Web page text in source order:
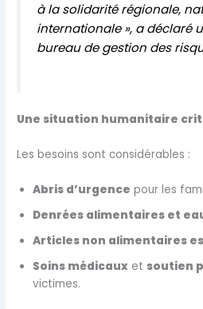
à la solidarité régionale,
internationale », a déclaré
bureau de gestion des
Une situation humanitaire
Les besoins sont considérables :
Abris d’urgence pour les
Denrées alimentaires et
Articles non alimentaires
Soins médicaux et soutien
victimes.